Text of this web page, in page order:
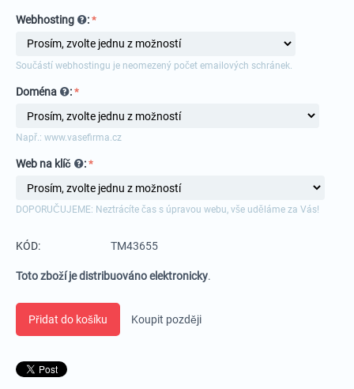
Webhosting :
Součástí webhostingu je neomezený počet emailových schránek.
Doména :
Např.: www.vasefirma.cz
Web na klíč :
DOPORUČUJEME: Neztrácíte čas s úpravou webu, vše uděláme za Vás!
KÓD: TM43655
Toto zboží je distribuováno elektronicky.
Přidat do košíku Koupit později